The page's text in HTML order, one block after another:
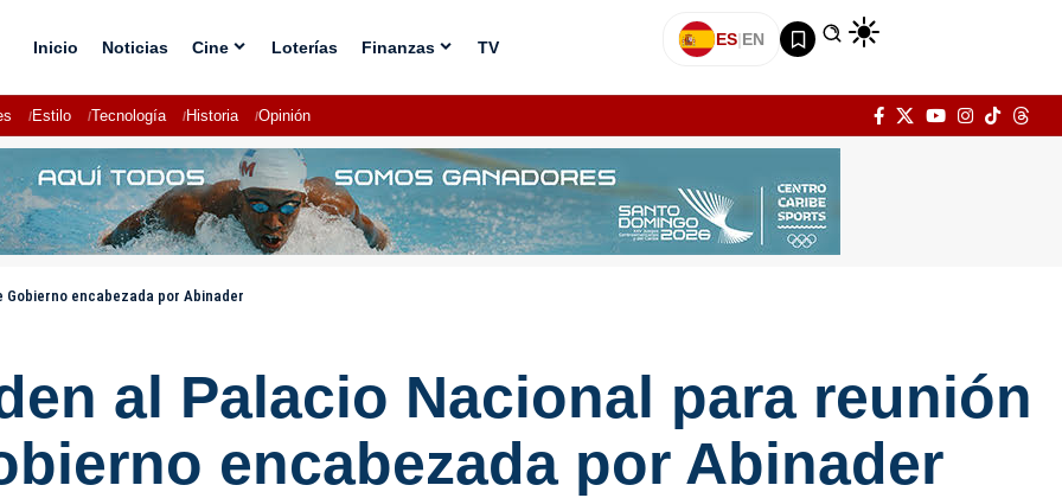
Inicio Noticias Cine Loterías Finanzas TV ES|EN
Estilo Tecnología Historia Opinión
encabezada por Abinader
al Palacio Nacional para reunión
encabezada por Abinader